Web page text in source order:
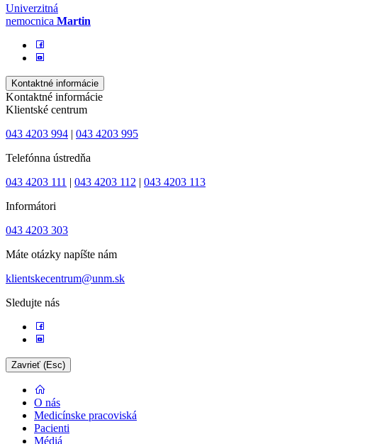
Univerzitná
nemocnica Martin
Kontaktné informácie
Kontaktné informácie
Klientské centrum
043 4203 994 | 043 4203 995
Telefónna ústredňa
043 4203 111 | 043 4203 112 | 043 4203 113
Informátori
043 4203 303
Máte otázky napíšte nám
klientskecentrum@unm.sk
Sledujte nás
Zavrieť (Esc)
O nás
Medicínske pracoviská
Pacienti
Médiá